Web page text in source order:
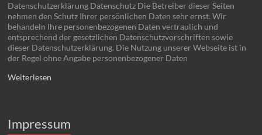
Datenschutzerklärung Datenschutz Die Betreiber dieser Seiten
nehmen den Schutz Ihrer persönlichen Daten sehr ernst. Wir
behandeln Ihre personenbezogenen Daten vertraulich und
entsprechend der gesetzlichen Datenschutzvorschriften sowie
dieser Datenschutzerklärung. Die Nutzung unserer Webseite ist in
der Regel ohne Angabe personenbezogener Daten
Weiterlesen
Impressum